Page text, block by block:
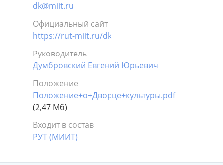
dk@miit.ru
Официальный сайт
https://rut-miit.ru/dk
Руководитель
Думбровский Евгений Юрьевич
Положение
Положение+о+Дворце+культуры.pdf
(2,47 Мб)
Входит в состав
РУТ (МИИТ)